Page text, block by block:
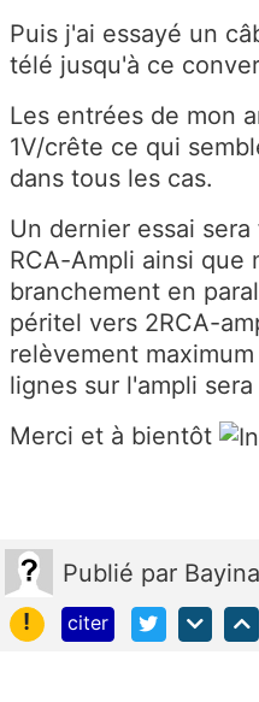
Puis j'ai essayé un
télé jusqu'à ce
Les entrées de mon
1V/crête ce qui
dans tous les cas.
Un dernier essai
RCA-Ampli ainsi que
branchement en
péritel vers 2RCA-
relèvement
lignes sur l'ampli
Merci et à bientôt
Publié par Bayina
!
citer